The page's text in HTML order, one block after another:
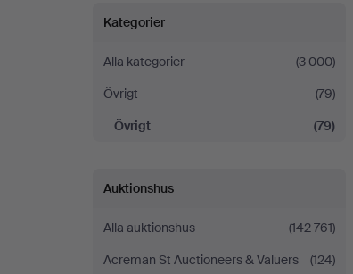
Övrigt
på
Dreweatts
Kategorier
Alla kategorier
(3 000)
Övrigt
(79)
Övrigt
(79)
Auktionshus
Alla auktionshus
(142 761)
Acreman St Auctioneers & Valuers
(124)